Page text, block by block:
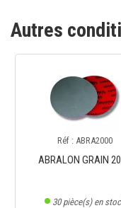
Autres
Réf : ABRA2000
ABRALON GRAIN
30pièce(s) en